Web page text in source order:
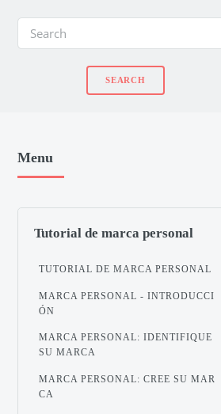
Menu
Tutorial de marca personal
TUTORIAL DE MARCA PERSONAL
MARCA PERSONAL - INTRODUCCI
ÓN
MARCA PERSONAL: IDENTIFIQUE
SU MARCA
MARCA PERSONAL: CREE SU MAR
CA